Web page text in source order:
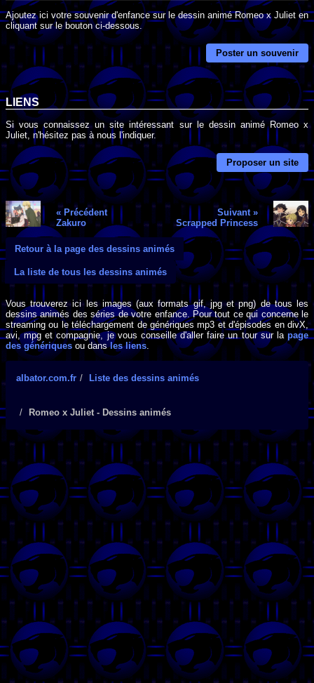
Ajoutez ici votre souvenir d'enfance sur le dessin animé Romeo x Juliet en
cliquant sur le bouton ci-dessous.
Poster un souvenir
LIENS
Si vous connaissez un site intéressant sur le dessin animé Romeo x
Juliet, n'hésitez pas à nous l'indiquer.
Proposer un site
« Précédent
Zakuro
Suivant »
Scrapped Princess
Retour à la page des dessins animés
La liste de tous les dessins animés
Vous trouverez ici les images (aux formats gif, jpg et png) de tous les
dessins animés des séries de votre enfance. Pour tout ce qui concerne le
streaming ou le téléchargement de génériques mp3 et d'épisodes en divX,
avi, mpg et compagnie, je vous conseille d'aller faire un tour sur la page
des génériques ou dansles liens.
albator.com.fr Liste des dessins animés
Romeo x Juliet - Dessins animés